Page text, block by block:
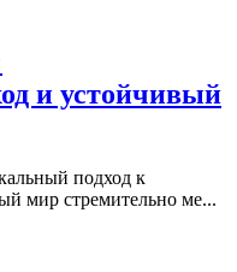
и устойчивый
подход к
мир стремительно ме...